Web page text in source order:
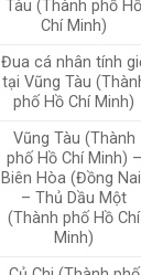
Tàu (Thành phố Hồ
Chí Minh)
Đua cá nhân tính
tại Vũng Tàu
phố Hồ Chí Minh)
Vũng Tàu (Thành
phố Hồ Chí Minh) –
Biên Hòa (Đồng
– Thủ Dầu Một
(Thành phố Hồ Chí
Minh)